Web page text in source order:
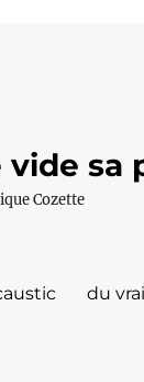
vide sa
Cozette
du vrai